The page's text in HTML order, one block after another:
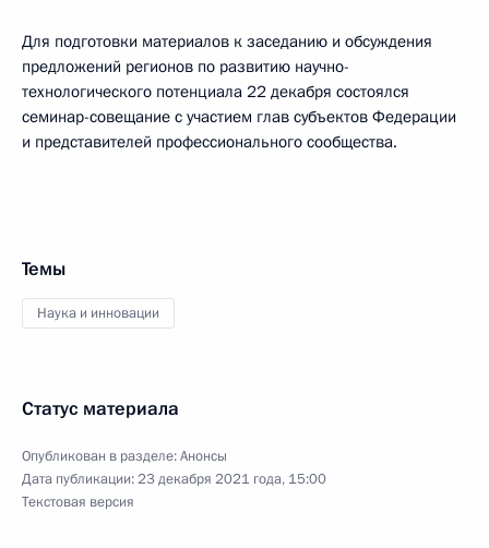
Для подготовки материалов к заседанию и обсуждения
предложений регионов по развитию научно-
технологического потенциала 22 декабря состоялся
семинар-совещание с участием глав субъектов Федерации
и представителей профессионального сообщества.
Темы
Наука и инновации
Статус материала
Опубликован в разделе:Анонсы
Дата публикации:23 декабря 2021 года, 15:00
Текстовая версия